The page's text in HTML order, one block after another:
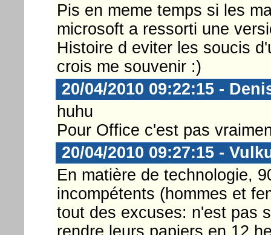
Pis en meme temps si les
microsoft a ressorti une
Histoire d eviter les soucis
crois me souvenir :)
20/04/2010 09:22:15 -
huhu
Pour Office c'est pas
20/04/2010 09:27:15 -
En matière de technologie,
incompétents (hommes et
tout des excuses: n'est pas
rendre leurs papiers en 12